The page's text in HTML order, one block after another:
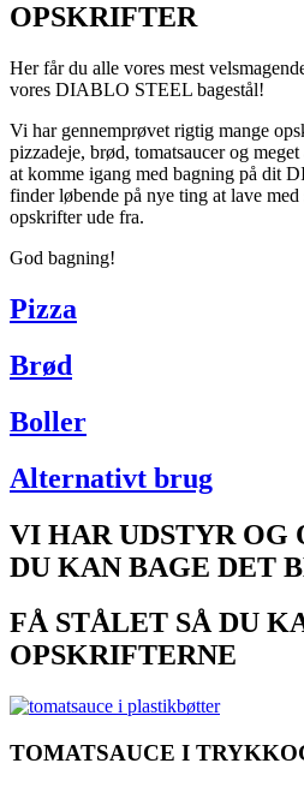
OPSKRIFTER
Her får du alle vores mest
vores DIABLO STEEL bagestål!
Vi har gennemprøvet rigtig mange
pizzadeje, brød, tomatsaucer og
at komme igang med bagning på dit
finder løbende på nye ting at lave
opskrifter ude fra.
God bagning!
Pizza
Brød
Boller
Alternativt brug
VI HAR UDSTYR OG
DU KAN BAGE DET
FÅ STÅLET SÅ DU
OPSKRIFTERNE
TOMATSAUCE I